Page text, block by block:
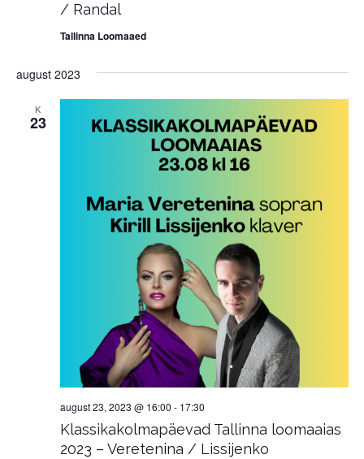
/ Randal
Tallinna Loomaaed
august 2023
K
23
Klassikakolmapäevad Tallinna loomaaias
2023 – Veretenina / Lissijenko
august 23, 2023 @ 16:00 - 17:30